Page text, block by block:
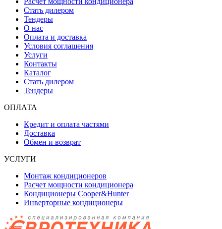
Стать дилером
Тендеры
О нас
Оплата и доставка
Условия соглашения
Услуги
Контакты
Каталог
Стать дилером
Тендеры
ОПЛАТА
Кредит и оплата частями
Доставка
Обмен и возврат
УСЛУГИ
Монтаж кондиционеров
Расчет мощности кондиционера
Кондиционеры Cooper&Hunter
Инверторные кондиционеры